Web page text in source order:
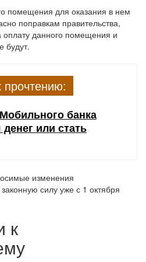
помещения для оказания в нем
поправкам правительства,
данного помещения и
будут.
банка
или стать
изменения
законную силу уже с 1 октября
к